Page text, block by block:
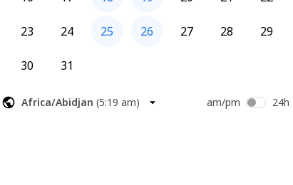
23 24 25 26 27 28 29
30 31
Africa/Abidjan (5:19 am) am/pm 24h